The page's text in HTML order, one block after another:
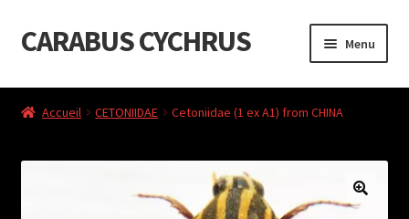
Aller
à
navigation
Aller
au
CARABUS CYCHRUS Menu
Accueil
Accueil CETONIIDAE Cetoniidae (1 ex A1) from CHINA